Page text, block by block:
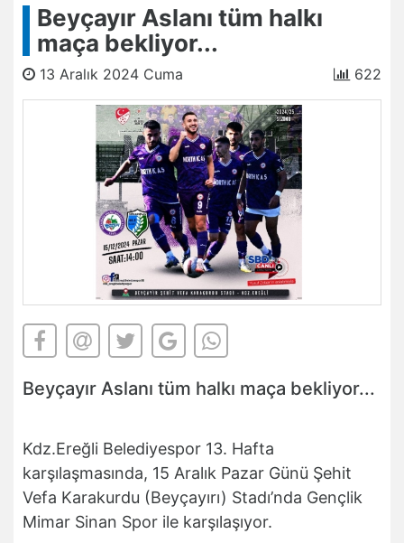
Beyçayır Aslanı tüm halkı
maça bekliyor...
13 Aralık 2024 Cuma 622
Beyçayır Aslanı tüm halkı maça bekliyor...
Kdz.Ereğli Belediyespor 13. Hafta
karşılaşmasında, 15 Aralık Pazar Günü Şehit
Vefa Karakurdu (Beyçayırı) Stadı’nda Gençlik
Mimar Sinan Spor ile karşılaşıyor.